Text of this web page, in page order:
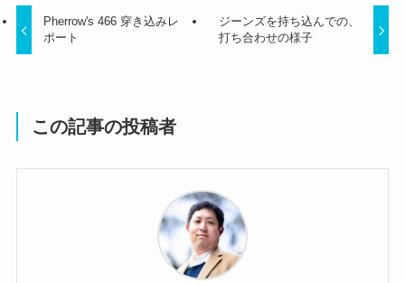
Pherrow's 466 穿き込みレ
ポート
ジーンズを持ち込んでの、
打ち合わせの様子
この記事の投稿者